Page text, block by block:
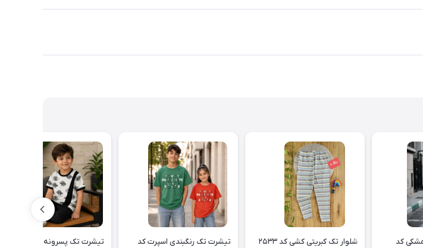
کد
شلوار تک کبریتی کشی کد ۲۵۳۳
تیشرت تک رنگبندی اسپرت کد
تیشرت تک پسرونه کد ۲۵۲۲